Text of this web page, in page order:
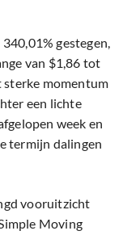
gestegen,
van $1,86 tot
sterke momentum
een lichte
week en
termijn dalingen
vooruitzicht
Moving